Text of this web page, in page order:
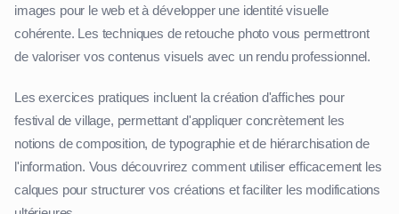
images pour le web et à développer une identité visuelle
cohérente. Les techniques de retouche photo vous permettront
de valoriser vos contenus visuels avec un rendu professionnel.
Les exercices pratiques incluent la création d'affiches pour
festival de village, permettant d'appliquer concrètement les
notions de composition, de typographie et de hiérarchisation de
l'information. Vous découvrirez comment utiliser efficacement les
calques pour structurer vos créations et faciliter les modifications